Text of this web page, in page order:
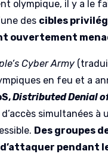
olympique, il y a le
des cibles
ouvertement
Cyber Army
en feu et a
Distributed Denial
simultanées
Des groupes
pendant